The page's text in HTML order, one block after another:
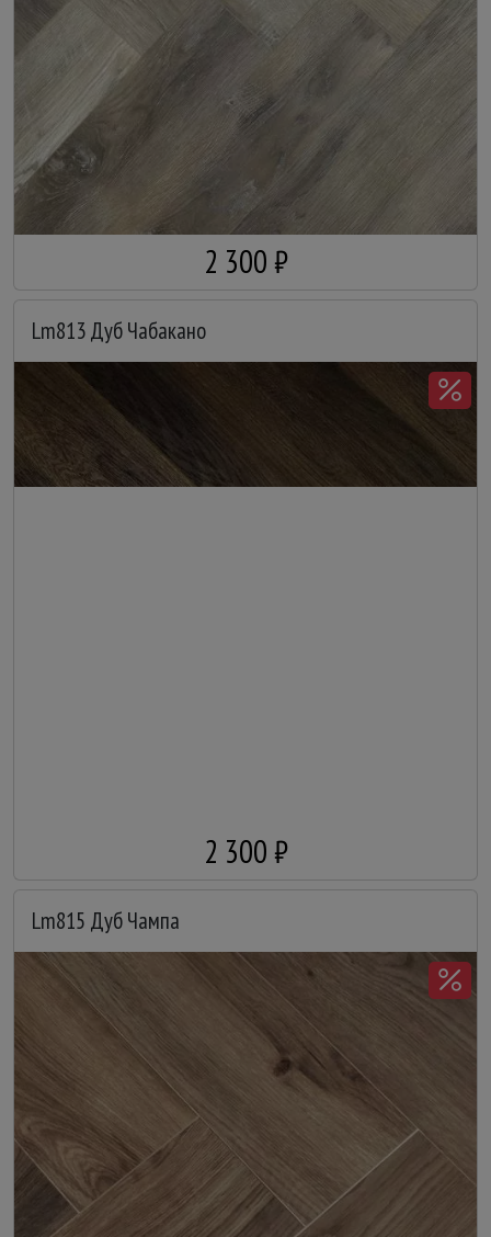
2 300 ₽
Lm813 Дуб Чабакано
2 300 ₽
Lm815 Дуб Чампа